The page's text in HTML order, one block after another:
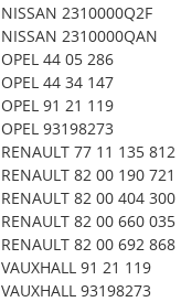
NISSAN 2310000Q2F
NISSAN 2310000QAN
OPEL 44 05 286
OPEL 44 34 147
OPEL 91 21 119
OPEL 93198273
RENAULT 77 11 135 812
RENAULT 82 00 190 721
RENAULT 82 00 404 300
RENAULT 82 00 660 035
RENAULT 82 00 692 868
VAUXHALL 91 21 119
VAUXHALL 93198273